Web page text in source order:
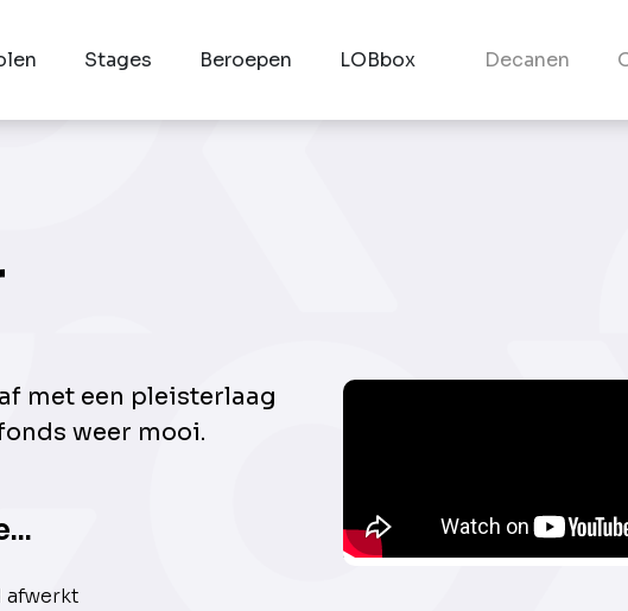
Stages Beroepen LOBbox Decanen
met een pleisterlaag
weer mooi.
afwerkt